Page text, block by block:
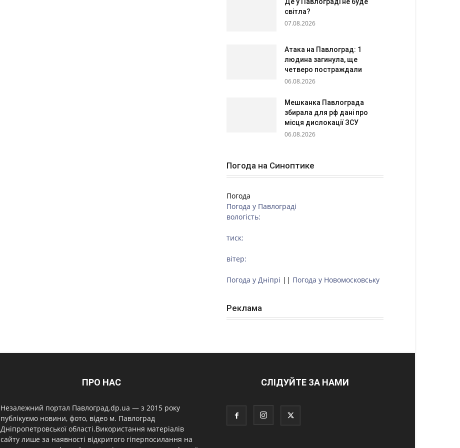
світла?
07.08.2026
Атака на Павлоград: 1
людина загинула, ще
четверо постраждали
06.08.2026
Мешканка Павлограда
збирала для рф дані про
місця дислокації ЗСУ
06.08.2026
Погода на Синоптике
Погода
Погода у Павлограді
вологість:
тиск:
вітер:
Погода у Дніпрі || Погода у Новомосковську
Реклама
ПРО НАС
Незалежний портал Павлоград.dp.ua — з 2015 року
публікуємо новини, фото, відео м. Павлоград
Дніпропетровської області.Використання матеріалів
сайту лише за наявності відкритого гіперпосилання на
СЛІДУЙТЕ ЗА НАМИ